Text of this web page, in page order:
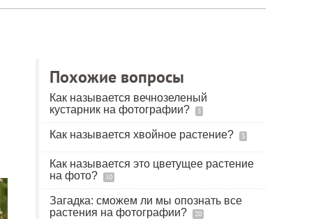
Похожие вопросы
Как называется вечнозеленый
кустарник на фотографии?
5
Как называется хвойное растение? 3
Как называется это цветущее растение
на фото?
10
Загадка: сможем ли мы опознать все
растения на фотографии?
20